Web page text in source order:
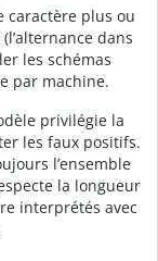
caractère plus ou
dans
les schémas
par machine.
privilégie la
les faux positifs.
l’ensemble
la longueur
interprétés avec